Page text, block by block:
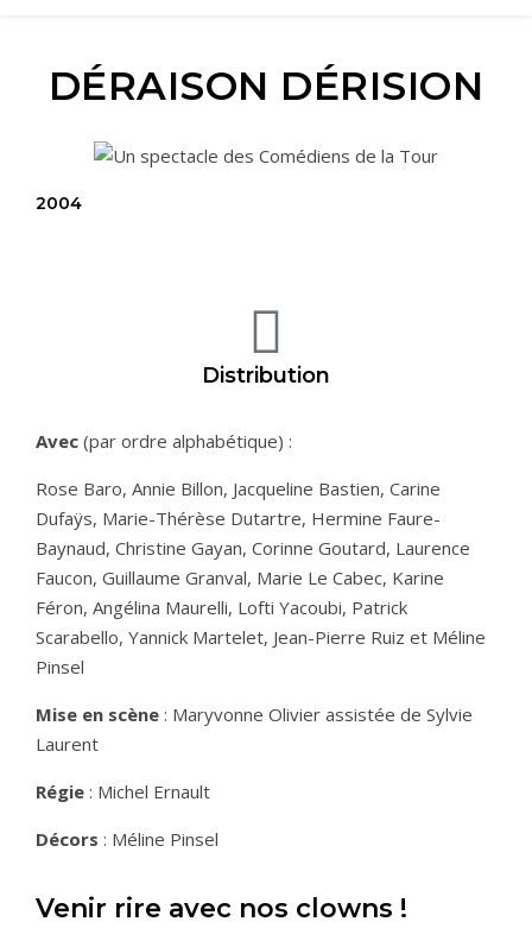
DÉRAISON DÉRISION
2004
Distribution
Avec (par ordre alphabétique) :
Rose Baro, Annie Billon, Jacqueline Bastien, Carine
Dufaÿs, Marie-Thérèse Dutartre, Hermine Faure-
Baynaud, Christine Gayan, Corinne Goutard, Laurence
Faucon, Guillaume Granval, Marie Le Cabec, Karine
Féron, Angélina Maurelli, Lofti Yacoubi, Patrick
Scarabello, Yannick Martelet, Jean-Pierre Ruiz et Méline
Pinsel
Mise en scène : Maryvonne Olivier assistée de Sylvie
Laurent
Régie : Michel Ernault
Décors : Méline Pinsel
Venir rire avec nos clowns !